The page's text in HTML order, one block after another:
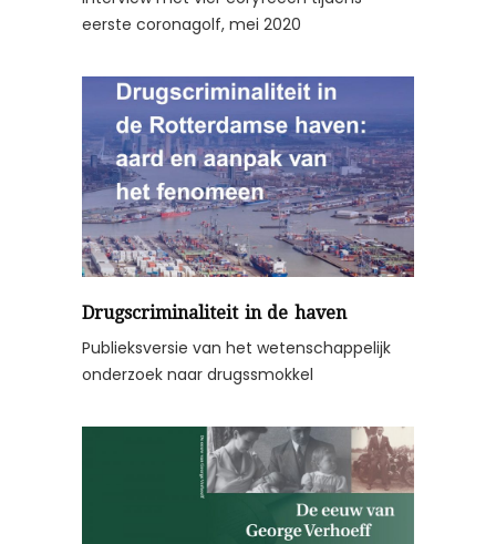
eerste coronagolf, mei 2020
Drugscriminaliteit in de haven
Publieksversie van het wetenschappelijk
onderzoek naar drugssmokkel